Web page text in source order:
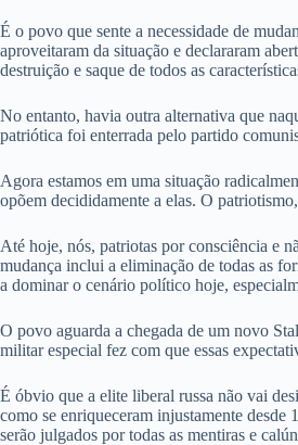
É o povo que sente a necessidade de
aproveitaram da situação e declararam
destruição e saque de todos as
No entanto, havia outra alternativa que
patriótica foi enterrada pelo partido
Agora estamos em uma situação
opõem decididamente a elas. O
Até hoje, nós, patriotas por consciência e
mudança inclui a eliminação de todas as
a dominar o cenário político hoje,
O povo aguarda a chegada de um novo
militar especial fez com que essas
É óbvio que a elite liberal russa não vai
como se enriqueceram injustamente desde
serão julgados por todas as mentiras e